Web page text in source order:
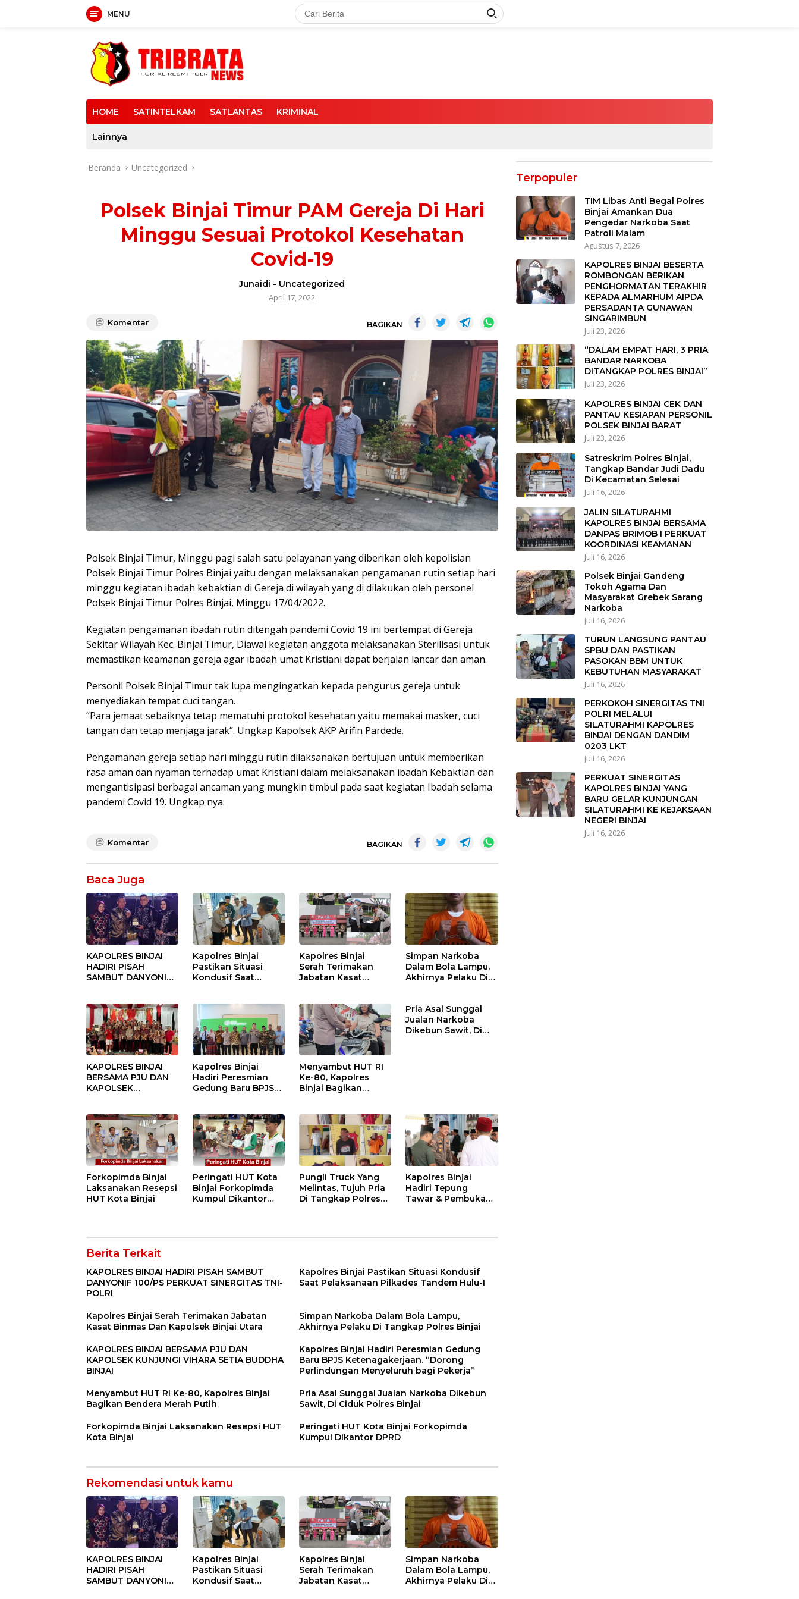
MENU
HOME SATINTELKAM SATLANTAS KRIMINAL
Lainnya
Beranda Uncategorized
Polsek Binjai Timur PAM Gereja Di Hari
Minggu Sesuai Protokol Kesehatan
Covid-19
Junaidi - Uncategorized
April 17, 2022
Komentar BAGIKAN
Polsek Binjai Timur, Minggu pagi salah satu pelayanan yang diberikan oleh kepolisian
Polsek Binjai Timur Polres Binjai yaitu dengan melaksanakan pengamanan rutin setiap hari
minggu kegiatan ibadah kebaktian di Gereja di wilayah yang di dilakukan oleh personel
Polsek Binjai Timur Polres Binjai, Minggu 17/04/2022.
Kegiatan pengamanan ibadah rutin ditengah pandemi Covid 19 ini bertempat di Gereja
Sekitar Wilayah Kec. Binjai Timur, Diawal kegiatan anggota melaksanakan Sterilisasi untuk
memastikan keamanan gereja agar ibadah umat Kristiani dapat berjalan lancar dan aman.
Personil Polsek Binjai Timur tak lupa mengingatkan kepada pengurus gereja untuk
menyediakan tempat cuci tangan.
“Para jemaat sebaiknya tetap mematuhi protokol kesehatan yaitu memakai masker, cuci
tangan dan tetap menjaga jarak”. Ungkap Kapolsek AKP Arifin Pardede.
Pengamanan gereja setiap hari minggu rutin dilaksanakan bertujuan untuk memberikan
rasa aman dan nyaman terhadap umat Kristiani dalam melaksanakan ibadah Kebaktian dan
mengantisipasi berbagai ancaman yang mungkin timbul pada saat kegiatan Ibadah selama
pandemi Covid 19. Ungkap nya.
Komentar BAGIKAN
Baca Juga
KAPOLRES BINJAI
HADIRI PISAH
SAMBUT DANYONIF
POLRI
Kapolres Binjai
Pastikan Situasi
Kondusif Saat
Hulu-I
Kapolres Binjai
Serah Terimakan
Jabatan Kasat
Utara
Simpan Narkoba
Dalam Bola Lampu,
Akhirnya Pelaku Di
KAPOLRES BINJAI
BERSAMA PJU DAN
KAPOLSEK
BINJAI
Kapolres Binjai
Hadiri Peresmian
Gedung Baru BPJS
Perlindungan
Menyeluruh bagi
Pekerja”
Menyambut HUT RI
Ke-80, Kapolres
Binjai Bagikan
Pria Asal Sunggal
Jualan Narkoba
Dikebun Sawit, Di
Forkopimda Binjai
Laksanakan Resepsi
HUT Kota Binjai
Peringati HUT Kota
Binjai Forkopimda
Kumpul Dikantor
Pungli Truck Yang
Melintas, Tujuh Pria
Di Tangkap Polres
Kapolres Binjai
Hadiri Tepung
Tawar & Pembukaan
Berita Terkait
KAPOLRES BINJAI HADIRI PISAH SAMBUT
DANYONIF 100/PS PERKUAT SINERGITAS TNI-
POLRI
Kapolres Binjai Pastikan Situasi Kondusif
Saat Pelaksanaan Pilkades Tandem Hulu-I
Kapolres Binjai Serah Terimakan Jabatan
Kasat Binmas Dan Kapolsek Binjai Utara
Simpan Narkoba Dalam Bola Lampu,
Akhirnya Pelaku Di Tangkap Polres Binjai
KAPOLRES BINJAI BERSAMA PJU DAN
KAPOLSEK KUNJUNGI VIHARA SETIA BUDDHA
BINJAI
Kapolres Binjai Hadiri Peresmian Gedung
Baru BPJS Ketenagakerjaan. “Dorong
Perlindungan Menyeluruh bagi Pekerja”
Menyambut HUT RI Ke-80, Kapolres Binjai
Bagikan Bendera Merah Putih
Pria Asal Sunggal Jualan Narkoba Dikebun
Sawit, Di Ciduk Polres Binjai
Forkopimda Binjai Laksanakan Resepsi HUT
Kota Binjai
Peringati HUT Kota Binjai Forkopimda
Kumpul Dikantor DPRD
Rekomendasi untuk kamu
KAPOLRES BINJAI
HADIRI PISAH
SAMBUT DANYONIF
Kapolres Binjai
Pastikan Situasi
Kondusif Saat
Kapolres Binjai
Serah Terimakan
Jabatan Kasat
Simpan Narkoba
Dalam Bola Lampu,
Akhirnya Pelaku Di
Terpopuler
TIM Libas Anti Begal Polres
Binjai Amankan Dua
Pengedar Narkoba Saat
Patroli Malam
Agustus 7, 2026
KAPOLRES BINJAI BESERTA
ROMBONGAN BERIKAN
PENGHORMATAN TERAKHIR
KEPADA ALMARHUM AIPDA
PERSADANTA GUNAWAN
SINGARIMBUN
Juli 23, 2026
“DALAM EMPAT HARI, 3 PRIA
BANDAR NARKOBA
DITANGKAP POLRES BINJAI”
Juli 23, 2026
KAPOLRES BINJAI CEK DAN
PANTAU KESIAPAN PERSONIL
POLSEK BINJAI BARAT
Juli 23, 2026
Satreskrim Polres Binjai,
Tangkap Bandar Judi Dadu
Di Kecamatan Selesai
Juli 16, 2026
JALIN SILATURAHMI
KAPOLRES BINJAI BERSAMA
DANPAS BRIMOB I PERKUAT
KOORDINASI KEAMANAN
Juli 16, 2026
Polsek Binjai Gandeng
Tokoh Agama Dan
Masyarakat Grebek Sarang
Narkoba
Juli 16, 2026
TURUN LANGSUNG PANTAU
SPBU DAN PASTIKAN
PASOKAN BBM UNTUK
KEBUTUHAN MASYARAKAT
Juli 16, 2026
PERKOKOH SINERGITAS TNI
POLRI MELALUI
SILATURAHMI KAPOLRES
BINJAI DENGAN DANDIM
0203 LKT
Juli 16, 2026
PERKUAT SINERGITAS
KAPOLRES BINJAI YANG
BARU GELAR KUNJUNGAN
SILATURAHMI KE KEJAKSAAN
NEGERI BINJAI
Juli 16, 2026